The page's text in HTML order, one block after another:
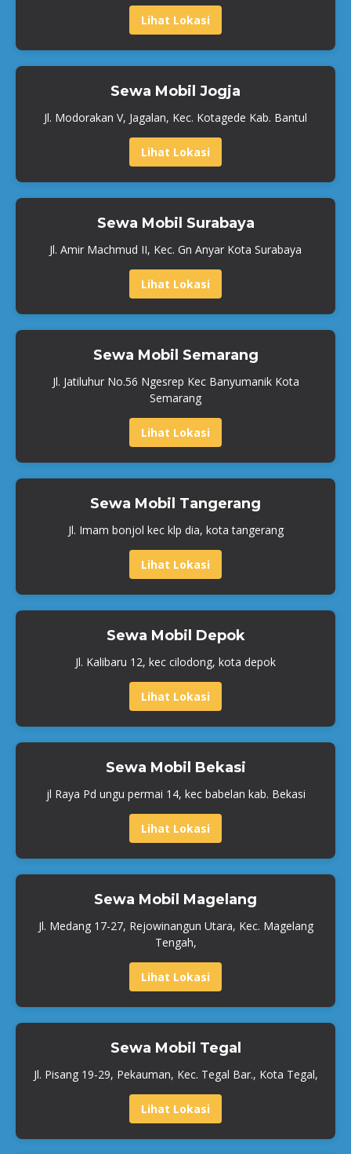
Lihat Lokasi
Sewa Mobil Jogja
Jl. Modorakan V, Jagalan, Kec. Kotagede Kab. Bantul
Lihat Lokasi
Sewa Mobil Surabaya
Jl. Amir Machmud II, Kec. Gn Anyar Kota Surabaya
Lihat Lokasi
Sewa Mobil Semarang
Jl. Jatiluhur No.56 Ngesrep Kec Banyumanik Kota
Semarang
Lihat Lokasi
Sewa Mobil Tangerang
Jl. Imam bonjol kec klp dia, kota tangerang
Lihat Lokasi
Sewa Mobil Depok
Jl. Kalibaru 12, kec cilodong, kota depok
Lihat Lokasi
Sewa Mobil Bekasi
jl Raya Pd ungu permai 14, kec babelan kab. Bekasi
Lihat Lokasi
Sewa Mobil Magelang
Jl. Medang 17-27, Rejowinangun Utara, Kec. Magelang
Tengah,
Lihat Lokasi
Sewa Mobil Tegal
Jl. Pisang 19-29, Pekauman, Kec. Tegal Bar., Kota Tegal,
Lihat Lokasi